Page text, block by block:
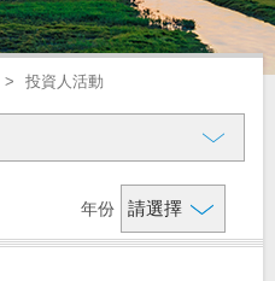
投資人活動
年份